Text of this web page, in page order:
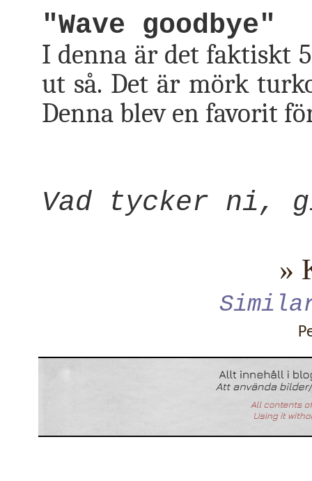
"Wave goodbye"
I denna är det faktiskt
ut så. Det är mörk
Denna blev en favorit
Vad tycker ni,
»